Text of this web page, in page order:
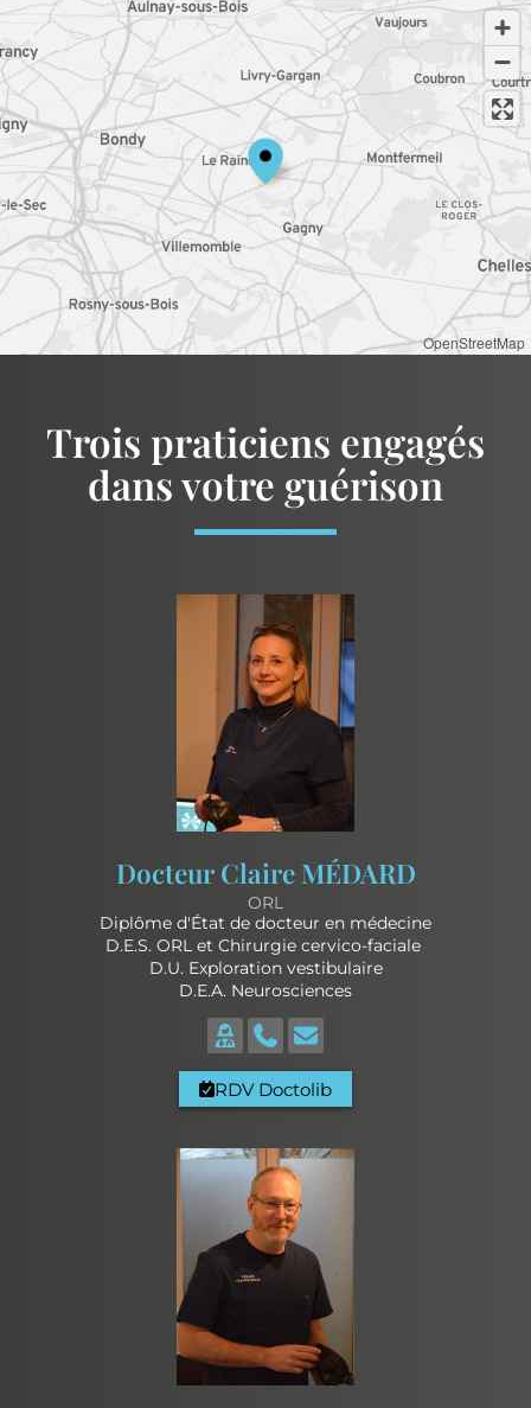
OpenStreetMap
Trois praticiens engagés
dans votre guérison
Docteur Claire MÉDARD
ORL
Diplôme d'État de docteur en médecine
D.E.S. ORL et Chirurgie cervico-faciale
D.U. Exploration vestibulaire
D.E.A. Neurosciences
RDV Doctolib